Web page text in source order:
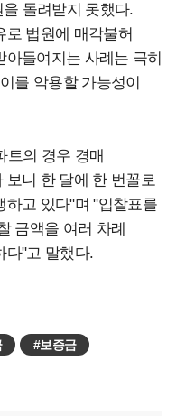
돌려받지 못했다.
로 법원에 매각불허
들여지는 사례는 극히
를 악용할 가능성이
트의 경우 경매
보니 한 달에 한 번꼴로
하고 있다"며 "입찰표를
금액을 여러 차례
다"고 말했다.
#보증금